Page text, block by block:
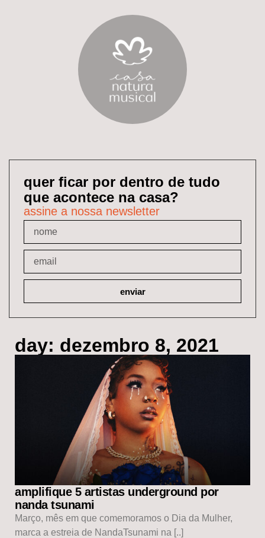
quer ficar por dentro de tudo
que acontece na casa?
assine a nossa newsletter
enviar
day: dezembro 8, 2021
amplifique 5 artistas underground por
nanda tsunami
Março, mês em que comemoramos o Dia da Mulher,
marca a estreia de NandaTsunami na [..]